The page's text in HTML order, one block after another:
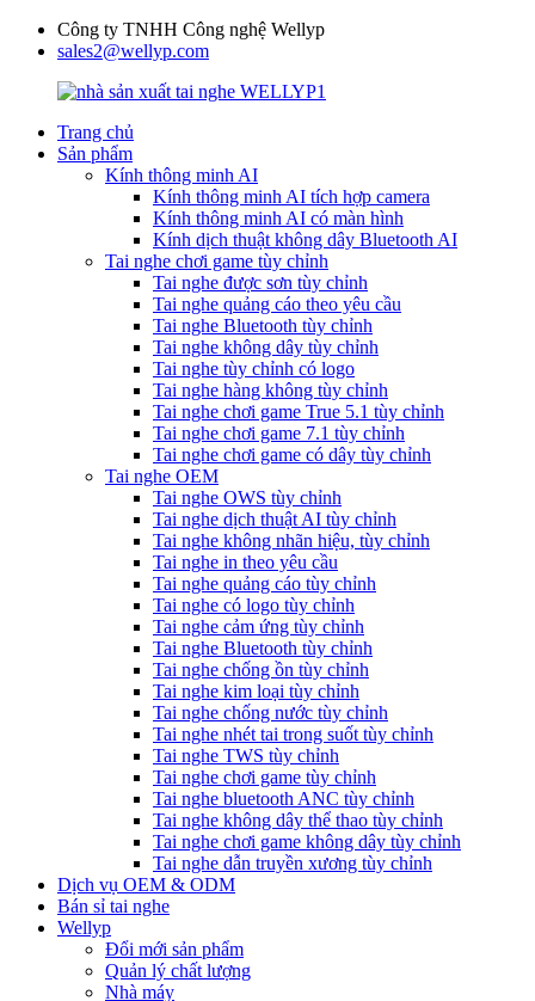
Công ty TNHH Công nghệ Wellyp
sales2@wellyp.com
Trang chủ
Sản phẩm
Kính thông minh AI
Kính thông minh AI tích hợp camera
Kính thông minh AI có màn hình
Kính dịch thuật không dây Bluetooth AI
Tai nghe chơi game tùy chỉnh
Tai nghe được sơn tùy chỉnh
Tai nghe quảng cáo theo yêu cầu
Tai nghe Bluetooth tùy chỉnh
Tai nghe không dây tùy chỉnh
Tai nghe tùy chỉnh có logo
Tai nghe hàng không tùy chỉnh
Tai nghe chơi game True 5.1 tùy chỉnh
Tai nghe chơi game 7.1 tùy chỉnh
Tai nghe chơi game có dây tùy chỉnh
Tai nghe OEM
Tai nghe OWS tùy chỉnh
Tai nghe dịch thuật AI tùy chỉnh
Tai nghe không nhãn hiệu, tùy chỉnh
Tai nghe in theo yêu cầu
Tai nghe quảng cáo tùy chỉnh
Tai nghe có logo tùy chỉnh
Tai nghe cảm ứng tùy chỉnh
Tai nghe Bluetooth tùy chỉnh
Tai nghe chống ồn tùy chỉnh
Tai nghe kim loại tùy chỉnh
Tai nghe chống nước tùy chỉnh
Tai nghe nhét tai trong suốt tùy chỉnh
Tai nghe TWS tùy chỉnh
Tai nghe chơi game tùy chỉnh
Tai nghe bluetooth ANC tùy chỉnh
Tai nghe không dây thể thao tùy chỉnh
Tai nghe chơi game không dây tùy chỉnh
Tai nghe dẫn truyền xương tùy chỉnh
Dịch vụ OEM & ODM
Bán sỉ tai nghe
Wellyp
Đổi mới sản phẩm
Quản lý chất lượng
Nhà máy